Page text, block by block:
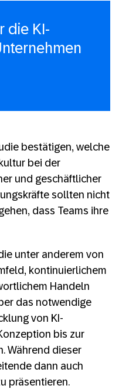
die KI-
bestätigen, welche
bei der
und geschäftlicher
sollten nicht
dass Teams ihre
unter anderem von
kontinuierlichem
Handeln
das notwendige
von KI-
bis zur
Während dieser
dann auch
präsentieren.